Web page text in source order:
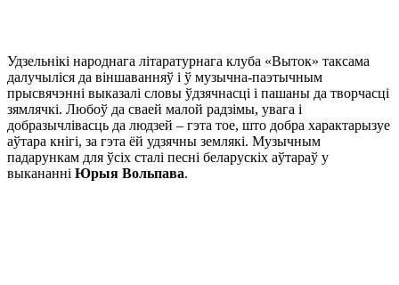
Удзельнікі народнага літаратурнага клуба «Выток» таксама
далучыліся да віншаванняў і ў музычна-паэтычным
прысвячэнні выказалі словы ўдзячнасці і пашаны да творчасці
зямлячкі. Любоў да сваей малой радзімы, увага і
добразычлівасць да людзей – гэта тое, што добра характарызуе
аўтара кнігі, за гэта ёй удзячны землякі. Музычным
падарункам для ўсіх сталі песні беларускіх аўтараў у
выкананні Юрыя Вольпава.